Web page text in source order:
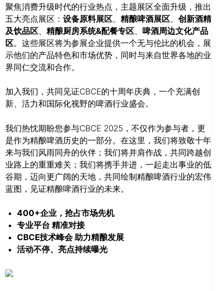
聚焦消费升级时代的行业热点，主题展区全面升级，推出
五大亮点展区： 设备原料展区、 精酿啤酒展区、 创新酒精
及饮品区、 精酿厨房系统&配餐专区、 啤酒周边文化产品
区。这些展区将为参展企业提供一个无与伦比的机会，展
示他们的产品特色和市场优势，同时与来自世界各地的业
界同仁交流和合作。
加入我们，共同见证CBCE的十周年庆典，一个充满创
新、活力和国际化视野的啤酒行业盛会。
我们热忱期盼您参与CBCE 2025，不仅作为参与者，更
是作为精酿啤酒历史的一部分。在这里，我们将致敬十年
来与我们风雨同舟的伙伴；我们将并肩作战，共同跨越创
业路上的重重难关；我们将携手并进，一起走出事业的低
谷期，迈向更广阔的天地，共同绘制精酿啤酒行业的宏伟
蓝图，见证精酿啤酒行业的未来。
400+企业，抢占市场先机
专业平台 精准对接
CBCE技术峰会 助力精酿发展
活动不停、亮点持续曝光